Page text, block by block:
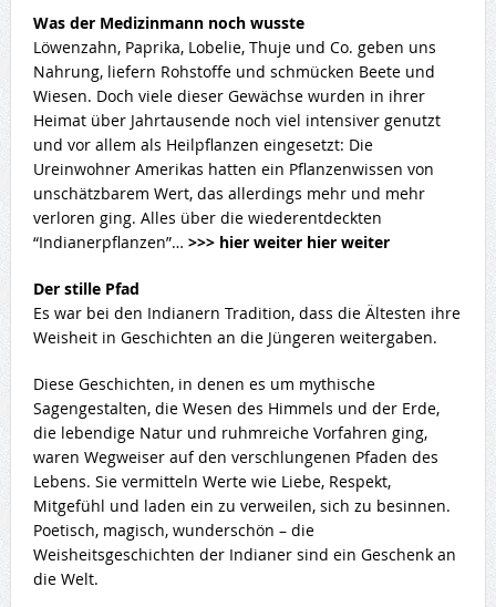
Was der Medizinmann noch wusste
Löwenzahn, Paprika, Lobelie, Thuje und Co. geben uns
Nahrung, liefern Rohstoffe und schmücken Beete und
Wiesen. Doch viele dieser Gewächse wurden in ihrer
Heimat über Jahrtausende noch viel intensiver genutzt
und vor allem als Heilpflanzen eingesetzt: Die
Ureinwohner Amerikas hatten ein Pflanzenwissen von
unschätzbarem Wert, das allerdings mehr und mehr
verloren ging. Alles über die wiederentdeckten
“Indianerpflanzen”… >>> hier weiter hier weiter
Der stille Pfad
Es war bei den Indianern Tradition, dass die Ältesten ihre
Weisheit in Geschichten an die Jüngeren weitergaben.
Diese Geschichten, in denen es um mythische
Sagengestalten, die Wesen des Himmels und der Erde,
die lebendige Natur und ruhmreiche Vorfahren ging,
waren Wegweiser auf den verschlungenen Pfaden des
Lebens. Sie vermitteln Werte wie Liebe, Respekt,
Mitgefühl und laden ein zu verweilen, sich zu besinnen.
Poetisch, magisch, wunderschön – die
Weisheitsgeschichten der Indianer sind ein Geschenk an
die Welt.